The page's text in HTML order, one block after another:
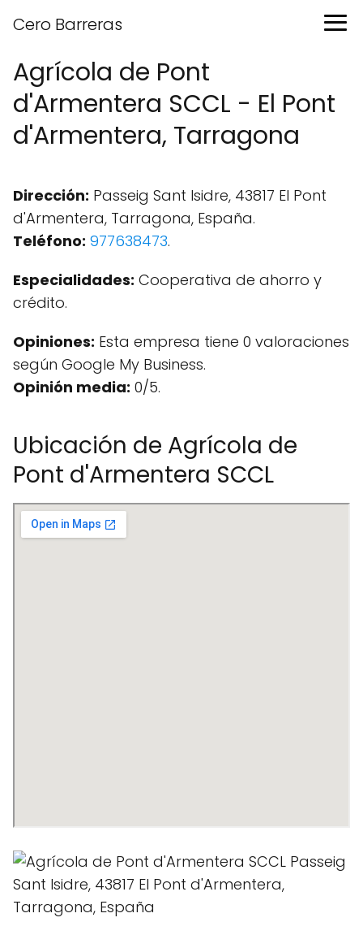
Cero Barreras
Agrícola de Pont
d'Armentera SCCL - El Pont
d'Armentera, Tarragona
Dirección: Passeig Sant Isidre, 43817 El Pont
d'Armentera, Tarragona, España.
Teléfono: 977638473.
Especialidades: Cooperativa de ahorro y
crédito.
Opiniones: Esta empresa tiene 0 valoraciones
según Google My Business.
Opinión media: 0/5.
Ubicación de Agrícola de
Pont d'Armentera SCCL